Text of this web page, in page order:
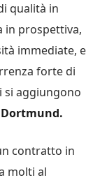
qualità in
in prospettiva,
immediate, e
forte di
si aggiungono
Dortmund.
contratto in
molti al